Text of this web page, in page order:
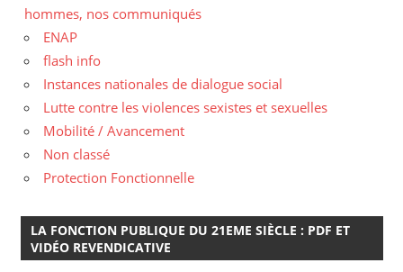
hommes, nos communiqués
ENAP
flash info
Instances nationales de dialogue social
Lutte contre les violences sexistes et sexuelles
Mobilité / Avancement
Non classé
Protection Fonctionnelle
LA FONCTION PUBLIQUE DU 21EME SIÈCLE : PDF ET
VIDÉO REVENDICATIVE